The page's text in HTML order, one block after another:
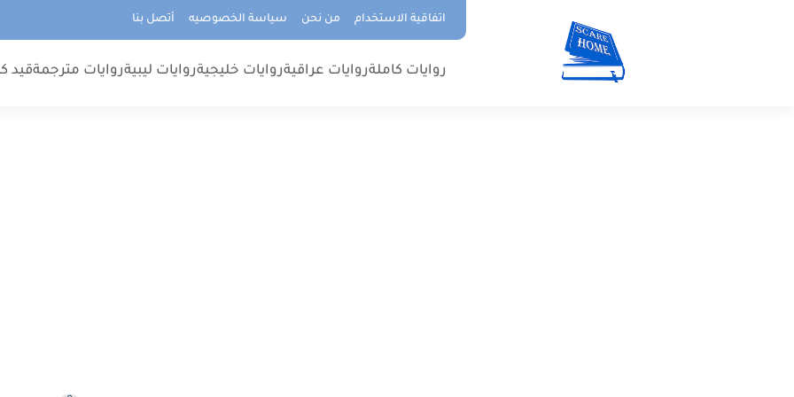
اتفاقية الاستخدام من نحن سياسة الخصوصيه أتصل بنا
روايات كاملةروايات عراقيةروايات خليجيةروايات ليبيةروايات مترجمةقيد